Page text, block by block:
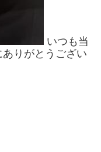
いつも当
りがとうござい